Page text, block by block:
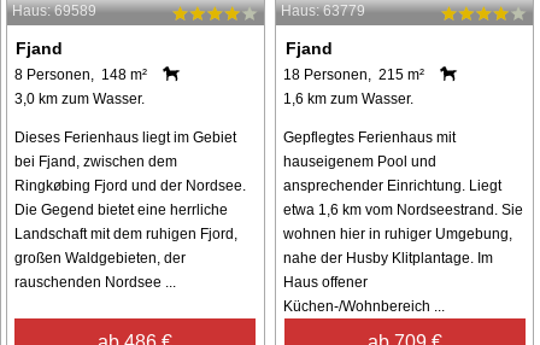
Haus: 69589
Fjand
8 Personen, 148 m²
3,0 km zum Wasser.
Dieses Ferienhaus liegt im Gebiet
bei Fjand, zwischen dem
Ringkøbing Fjord und der Nordsee.
Die Gegend bietet eine herrliche
Landschaft mit dem ruhigen Fjord,
großen Waldgebieten, der
rauschenden Nordsee ...
Haus: 63779
Fjand
18 Personen, 215 m²
1,6 km zum Wasser.
Gepflegtes Ferienhaus mit
hauseigenem Pool und
ansprechender Einrichtung. Liegt
etwa 1,6 km vom Nordseestrand. Sie
wohnen hier in ruhiger Umgebung,
nahe der Husby Klitplantage. Im
Haus offener
Küchen-/Wohnbereich ...